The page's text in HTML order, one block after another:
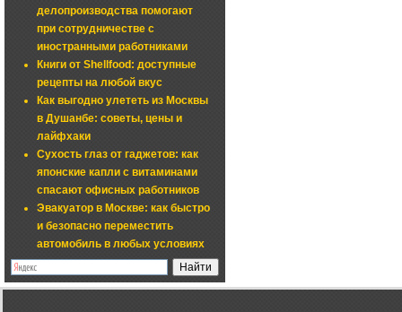
делопроизводства помогают
при сотрудничестве с
иностранными работниками
Книги от Shellfood: доступные
рецепты на любой вкус
Как выгодно улететь из Москвы
в Душанбе: советы, цены и
лайфхаки
Сухость глаз от гаджетов: как
японские капли с витаминами
спасают офисных работников
Эвакуатор в Москве: как быстро
и безопасно переместить
автомобиль в любых условиях